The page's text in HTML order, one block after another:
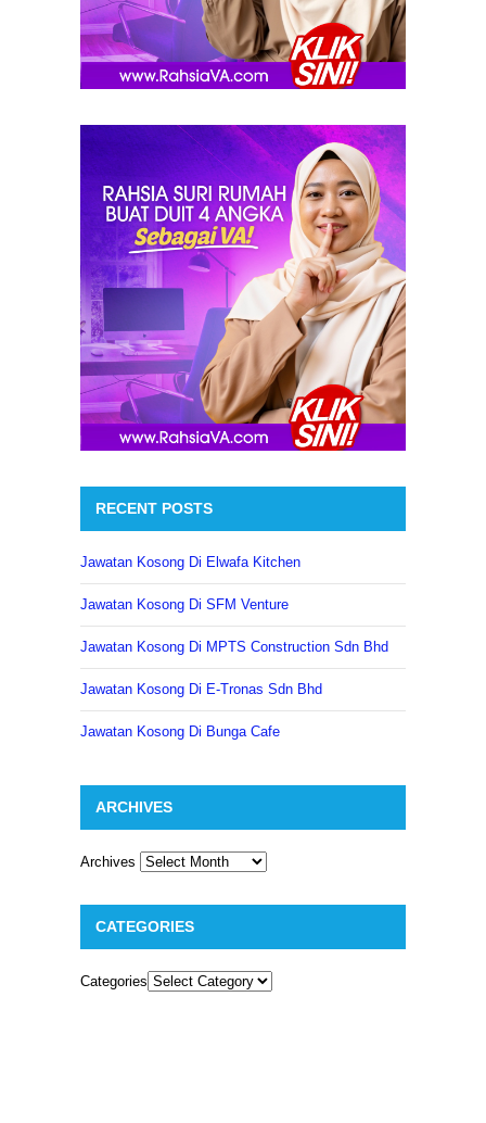
RECENT POSTS
Jawatan Kosong Di Elwafa Kitchen
Jawatan Kosong Di SFM Venture
Jawatan Kosong Di MPTS Construction Sdn Bhd
Jawatan Kosong Di E-Tronas Sdn Bhd
Jawatan Kosong Di Bunga Cafe
ARCHIVES
Archives
CATEGORIES
Categories